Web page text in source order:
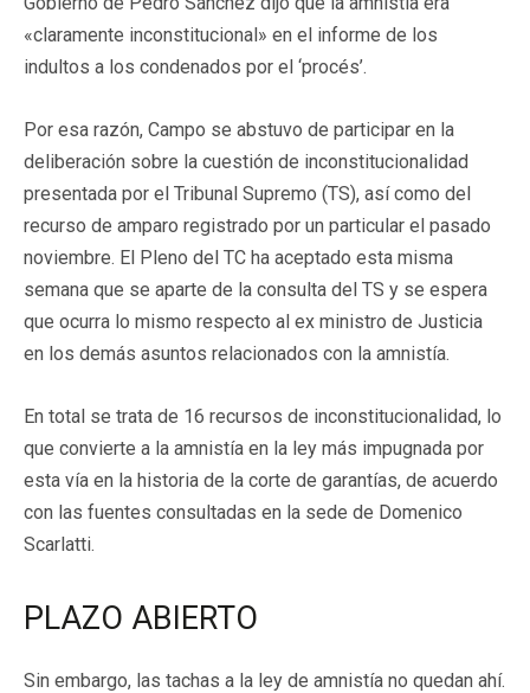
«claramente inconstitucional» en el informe de los
indultos a los condenados por el ‘procés’.
Por esa razón, Campo se abstuvo de participar en la
deliberación sobre la cuestión de inconstitucionalidad
presentada por el Tribunal Supremo (TS), así como del
recurso de amparo registrado por un particular el pasado
noviembre. El Pleno del TC ha aceptado esta misma
semana que se aparte de la consulta del TS y se espera
que ocurra lo mismo respecto al ex ministro de Justicia
en los demás asuntos relacionados con la amnistía.
En total se trata de 16 recursos de inconstitucionalidad, lo
que convierte a la amnistía en la ley más impugnada por
esta vía en la historia de la corte de garantías, de acuerdo
con las fuentes consultadas en la sede de Domenico
Scarlatti.
PLAZO ABIERTO
Sin embargo, las tachas a la ley de amnistía no quedan ahí.